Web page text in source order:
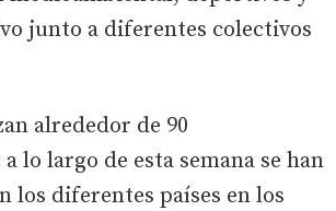
junto a diferentes colectivos
alrededor de 90
lo largo de esta semana se han
los diferentes países en los